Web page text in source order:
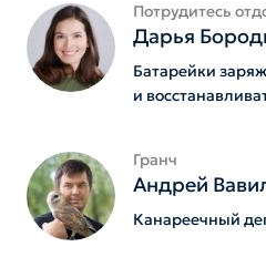
Потрудитесь
Дарья
Батарейки
и
Гранч
Андрей
Канареечный